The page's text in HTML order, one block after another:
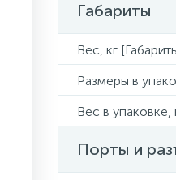
Габариты
Вес, кг
Размеры в
Вес в упаковке,
Порты и